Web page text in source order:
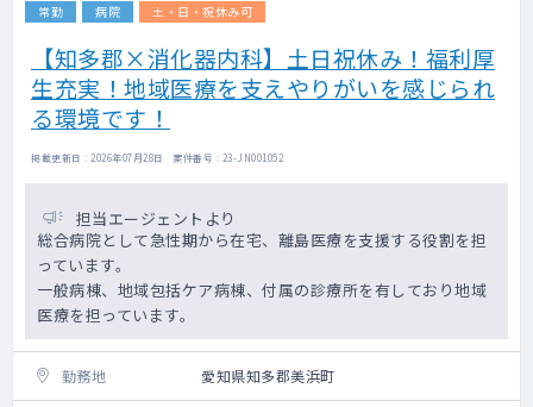
ます。
います。
看護師の問診後の診察となり、未経験の先生
は、所属院により異なります。
※開院間もない医療機関の場合はオンライン
安定した集患ができている院であれば対面
診療が主となります。
◇ 専門外来：相談可
チ膠原病・循環器内科・頭痛外来など）
※内視鏡や気管支鏡等の機器を必要とするも
のは検討不可
常勤 病院 土・日・祝休み可
【知多郡×消化器内科】土日祝休み！福利厚
生充実！地域医療を支えやりがいを感じられ
る環境です！
掲載更新日 : 2026年07月28日 案件番号 : 23-JN001052
担当エージェントより
総合病院として急性期から在宅、離島医療を支援する役割を担
っています。
一般病棟、地域包括ケア病棟、付属の診療所を有しており地域
医療を担っています。
勤務地 愛知県知多郡美浜町